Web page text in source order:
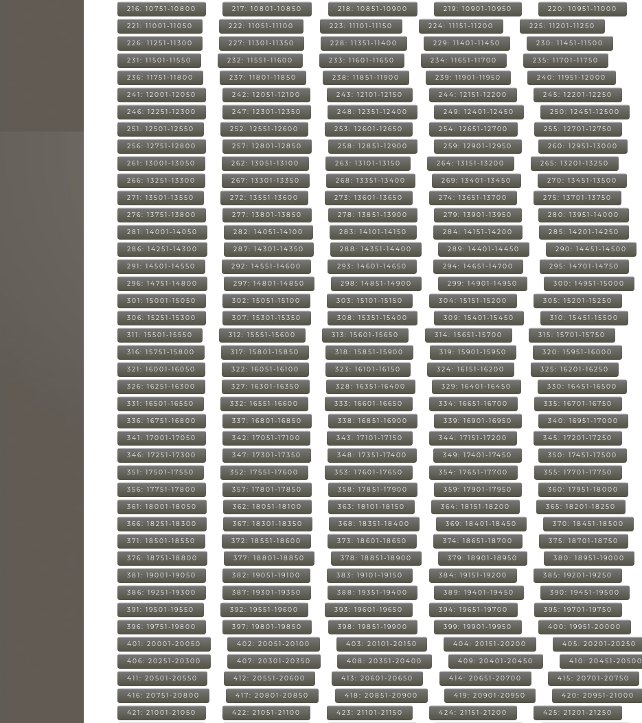
216: 10751-10800 217: 10801-10850 218: 10851-10900 219: 10901-10950 220: 10951-11000
221: 11001-11050 222: 11051-11100 223: 11101-11150 224: 11151-11200 225: 11201-11250
226: 11251-11300 227: 11301-11350 228: 11351-11400 229: 11401-11450 230: 11451-11500
231: 11501-11550 232: 11551-11600 233: 11601-11650 234: 11651-11700 235: 11701-11750
236: 11751-11800 237: 11801-11850 238: 11851-11900 239: 11901-11950 240: 11951-12000
241: 12001-12050 242: 12051-12100 243: 12101-12150 244: 12151-12200 245: 12201-12250
246: 12251-12300 247: 12301-12350 248: 12351-12400 249: 12401-12450 250: 12451-12500
251: 12501-12550 252: 12551-12600 253: 12601-12650 254: 12651-12700 255: 12701-12750
256: 12751-12800 257: 12801-12850 258: 12851-12900 259: 12901-12950 260: 12951-13000
261: 13001-13050 262: 13051-13100 263: 13101-13150 264: 13151-13200 265: 13201-13250
266: 13251-13300 267: 13301-13350 268: 13351-13400 269: 13401-13450 270: 13451-13500
271: 13501-13550 272: 13551-13600 273: 13601-13650 274: 13651-13700 275: 13701-13750
276: 13751-13800 277: 13801-13850 278: 13851-13900 279: 13901-13950 280: 13951-14000
281: 14001-14050 282: 14051-14100 283: 14101-14150 284: 14151-14200 285: 14201-14250
286: 14251-14300 287: 14301-14350 288: 14351-14400 289: 14401-14450 290: 14451-14500
291: 14501-14550 292: 14551-14600 293: 14601-14650 294: 14651-14700 295: 14701-14750
296: 14751-14800 297: 14801-14850 298: 14851-14900 299: 14901-14950 300: 14951-15000
301: 15001-15050 302: 15051-15100 303: 15101-15150 304: 15151-15200 305: 15201-15250
306: 15251-15300 307: 15301-15350 308: 15351-15400 309: 15401-15450 310: 15451-15500
311: 15501-15550 312: 15551-15600 313: 15601-15650 314: 15651-15700 315: 15701-15750
316: 15751-15800 317: 15801-15850 318: 15851-15900 319: 15901-15950 320: 15951-16000
321: 16001-16050 322: 16051-16100 323: 16101-16150 324: 16151-16200 325: 16201-16250
326: 16251-16300 327: 16301-16350 328: 16351-16400 329: 16401-16450 330: 16451-16500
331: 16501-16550 332: 16551-16600 333: 16601-16650 334: 16651-16700 335: 16701-16750
336: 16751-16800 337: 16801-16850 338: 16851-16900 339: 16901-16950 340: 16951-17000
341: 17001-17050 342: 17051-17100 343: 17101-17150 344: 17151-17200 345: 17201-17250
346: 17251-17300 347: 17301-17350 348: 17351-17400 349: 17401-17450 350: 17451-17500
351: 17501-17550 352: 17551-17600 353: 17601-17650 354: 17651-17700 355: 17701-17750
356: 17751-17800 357: 17801-17850 358: 17851-17900 359: 17901-17950 360: 17951-18000
361: 18001-18050 362: 18051-18100 363: 18101-18150 364: 18151-18200 365: 18201-18250
366: 18251-18300 367: 18301-18350 368: 18351-18400 369: 18401-18450 370: 18451-18500
371: 18501-18550 372: 18551-18600 373: 18601-18650 374: 18651-18700 375: 18701-18750
376: 18751-18800 377: 18801-18850 378: 18851-18900 379: 18901-18950 380: 18951-19000
381: 19001-19050 382: 19051-19100 383: 19101-19150 384: 19151-19200 385: 19201-19250
386: 19251-19300 387: 19301-19350 388: 19351-19400 389: 19401-19450 390: 19451-19500
391: 19501-19550 392: 19551-19600 393: 19601-19650 394: 19651-19700 395: 19701-19750
396: 19751-19800 397: 19801-19850 398: 19851-19900 399: 19901-19950 400: 19951-20000
401: 20001-20050 402: 20051-20100 403: 20101-20150 404: 20151-20200 405: 20201-20250
406: 20251-20300 407: 20301-20350 408: 20351-20400 409: 20401-20450 410: 20451-20500
411: 20501-20550 412: 20551-20600 413: 20601-20650 414: 20651-20700 415: 20701-20750
416: 20751-20800 417: 20801-20850 418: 20851-20900 419: 20901-20950 420: 20951-21000
421: 21001-21050 422: 21051-21100 423: 21101-21150 424: 21151-21200 425: 21201-21250